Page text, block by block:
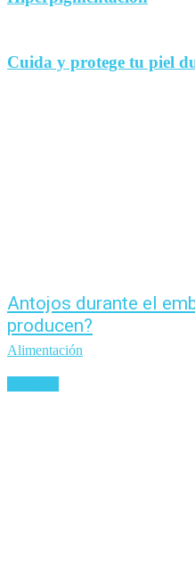
Cuida y protege tu piel
Antojos durante el
producen?
Alimentación